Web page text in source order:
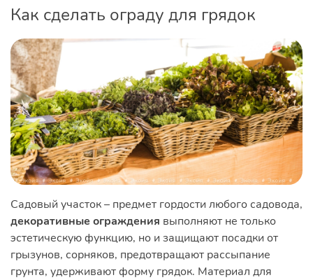
Как сделать ограду для грядок
Садовый участок – предмет гордости любого садовода,
декоративные ограждения выполняют не только
эстетическую функцию, но и защищают посадки от
грызунов, сорняков, предотвращают рассыпание
грунта, удерживают форму грядок. Материал для